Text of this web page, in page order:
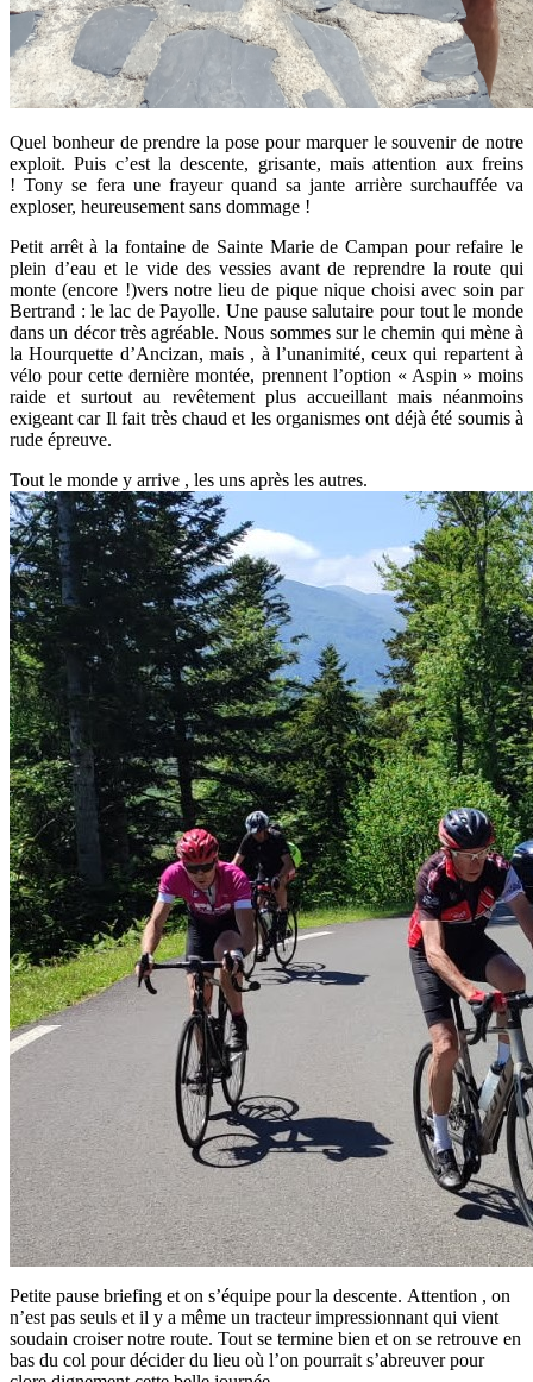
Quel bonheur de prendre la pose pour marquer le souvenir de notre
exploit. Puis c’est la descente, grisante, mais attention aux freins
! Tony se fera une frayeur quand sa jante arrière surchauffée va
exploser, heureusement sans dommage !
Petit arrêt à la fontaine de Sainte Marie de Campan pour refaire le
plein d’eau et le vide des vessies avant de reprendre la route qui
monte (encore !)vers notre lieu de pique nique choisi avec soin par
Bertrand : le lac de Payolle. Une pause salutaire pour tout le monde
dans un décor très agréable. Nous sommes sur le chemin qui mène à
la Hourquette d’Ancizan, mais , à l’unanimité, ceux qui repartent à
vélo pour cette dernière montée, prennent l’option « Aspin » moins
raide et surtout au revêtement plus accueillant mais néanmoins
exigeant car Il fait très chaud et les organismes ont déjà été soumis à
rude épreuve.
Tout le monde y arrive , les uns après les autres.
Petite pause briefing et on s’équipe pour la descente. Attention , on
n’est pas seuls et il y a même un tracteur impressionnant qui vient
soudain croiser notre route. Tout se termine bien et on se retrouve en
bas du col pour décider du lieu où l’on pourrait s’abreuver pour